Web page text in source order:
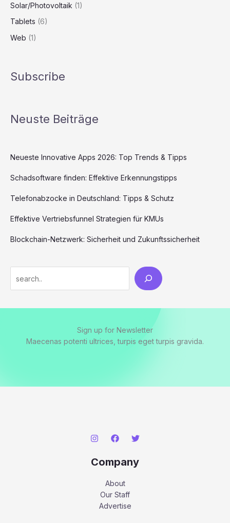
Solar/Photovoltaik (1)
Tablets (6)
Web (1)
Subscribe
Neuste Beiträge
Neueste Innovative Apps 2026: Top Trends & Tipps
Schadsoftware finden: Effektive Erkennungstipps
Telefonabzocke in Deutschland: Tipps & Schutz
Effektive Vertriebsfunnel Strategien für KMUs
Blockchain-Netzwerk: Sicherheit und Zukunftssicherheit
Sign up for Newsletter
Maecenas potenti ultrices, turpis eget turpis gravida.
Company
About
Our Staff
Advertise